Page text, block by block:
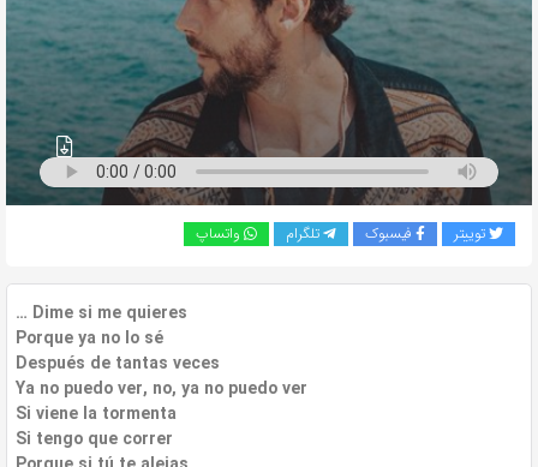
بگذارید.
کپی
لینک
توییتر فیسبوک تلگرام واتساپ
… Dime si me quieres
Porque ya no lo sé
Después de tantas veces
Ya no puedo ver, no, ya no puedo ver
Si viene la tormenta
Si tengo que correr